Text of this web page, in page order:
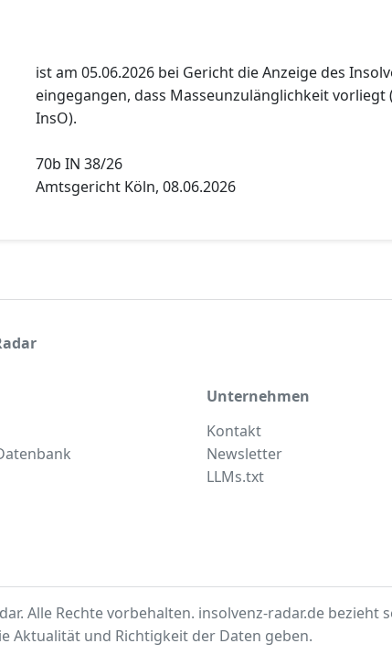
ist am 05.06.2026 bei Gericht die Anzeige des
eingegangen, dass Masseunzulänglichkeit vorliegt
InsO).
70b IN 38/26
Amtsgericht Köln, 08.06.2026
Unternehmen
Kontakt
Newsletter
LLMs.txt
Alle Rechte vorbehalten. insolvenz-radar.de bezieht
Aktualität und Richtigkeit der Daten geben.